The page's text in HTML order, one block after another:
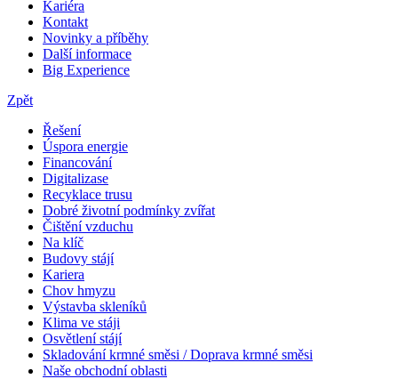
Kariéra
Kontakt
Novinky a příběhy
Další informace
Big Experience
Zpět
Řešení
Úspora energie
Financování
Digitalizase
Recyklace trusu
Dobré životní podmínky zvířat
Čištění vzduchu
Na klíč
Budovy stájí
Kariera
Chov hmyzu
Výstavba skleníků
Klima ve stáji
Osvětlení stájí
Skladování krmné směsi / Doprava krmné směsi
Naše obchodní oblasti